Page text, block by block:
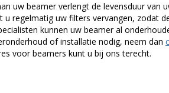
uw beamer verlengt de levensduur van
u regelmatig uw filters vervangen, zodat
kunnen uw beamer al
of installatie nodig, neem dan
voor beamers kunt u bij ons terecht.